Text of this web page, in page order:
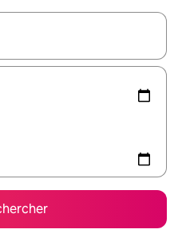
utilisez les flèches vers le